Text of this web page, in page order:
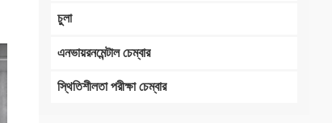
চুলা
এনভায়রনমেন্টাল চেম্বার
স্থিতিশীলতা পরীক্ষা চেম্বার